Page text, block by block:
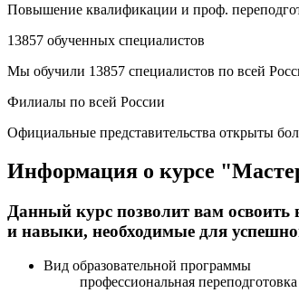
Повышение квалификации и проф.
13857 обученных специалистов
Мы обучили 13857 специалистов по всей
Филиалы по всей России
Официальные представительства открыты
Информация о курсе
Данный курс позволит вам освоить
и навыки, необходимые для
Вид образовательной программы
профессиональная переподготовка